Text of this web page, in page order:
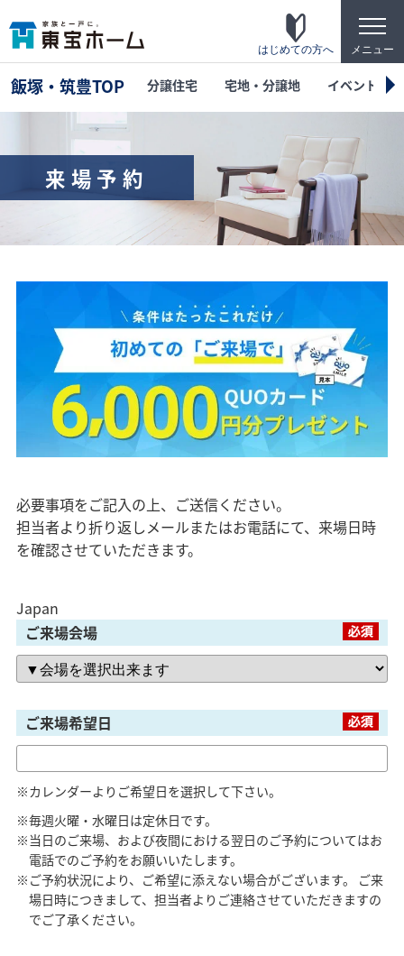
t
o
g
g
e
o
n
メニュー
はじめての方へ
東宝ホームの家づくり
家がお施主様にとって「満足して喜ばれている
家」になっている事を目指して・・・
東宝ホームが自信を持ってお伝えできる「高品
質」「長期優良」「安心な保証」「宿泊体験」
の4つのポイントを詳しく紹介します。
テクノロジー
「断熱・省エネ・快適」「構造・耐震・制震」
「健康・安心・保証」の3つに分けてご説明いた
します。
なぜ、ZEHをしなければならないのか？その理
由と当社のZEH住宅普及への取り組み
飯塚・筑豊TOP 分譲住宅 宅地・分譲地 イベント
来場予約
必要事項をご記入の上、ご送信ください。
担当者より折り返しメールまたはお電話にて、来場日時
を確認させていただきます。
Japan
ご来場会場
ご来場希望日
※カレンダーよりご希望日を選択して下さい。
※毎週火曜・水曜日は定休日です。
※当日のご来場、および夜間における翌日のご予約についてはお
電話でのご予約をお願いいたします。
※ご予約状況により、ご希望に添えない場合がございます。 ご来
場日時につきまして、担当者よりご連絡させていただきますの
でご了承ください。